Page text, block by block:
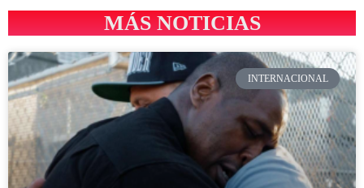
MÁS NOTICIAS
INTERNACIONAL